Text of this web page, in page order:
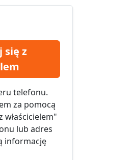
się z
telefonu.
za pomocą
właścicielem"
lub adres
informację